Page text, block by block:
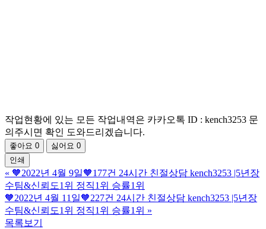
작업현황에 있는 모든 작업내역은 카카오톡 ID : kench3253 문
의주시면 확인 도와드리겠습니다.
좋아요 0 싫어요 0
인쇄
« 🧡2022년 4월 9일🧡177건 24시간 친절상담 kench3253 |5년장
수팀&신뢰도1위 정직1위 승률1위
🧡2022년 4월 11일🧡227건 24시간 친절상담 kench3253 |5년장
수팀&신뢰도1위 정직1위 승률1위 »
목록보기